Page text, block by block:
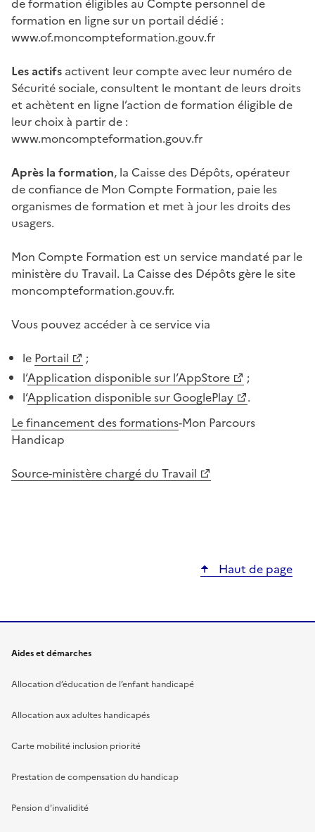
formation en ligne sur un portail dédié :
www.of.moncompteformation.gouv.fr
Les actifs activent leur compte avec leur numéro de
Sécurité sociale, consultent le montant de leurs droits
et achètent en ligne l’action de formation éligible de
leur choix à partir de :
www.moncompteformation.gouv.fr
Après la formation, la Caisse des Dépôts, opérateur
de confiance de Mon Compte Formation, paie les
organismes de formation et met à jour les droits des
usagers.
Mon Compte Formation est un service mandaté par le
ministère du Travail. La Caisse des Dépôts gère le site
moncompteformation.gouv.fr.
Vous pouvez accéder à ce service via
le Portail
;
l’Application disponible sur l’AppStore
;
l’Application disponible sur GooglePlay
.
Le financement des formations-Mon Parcours
Handicap
Source-ministère chargé du Travail
Haut de page
Aides et démarches
Allocation d’éducation de l’enfant handicapé
Allocation aux adultes handicapés
Carte mobilité inclusion priorité
Prestation de compensation du handicap
Pension d'invalidité